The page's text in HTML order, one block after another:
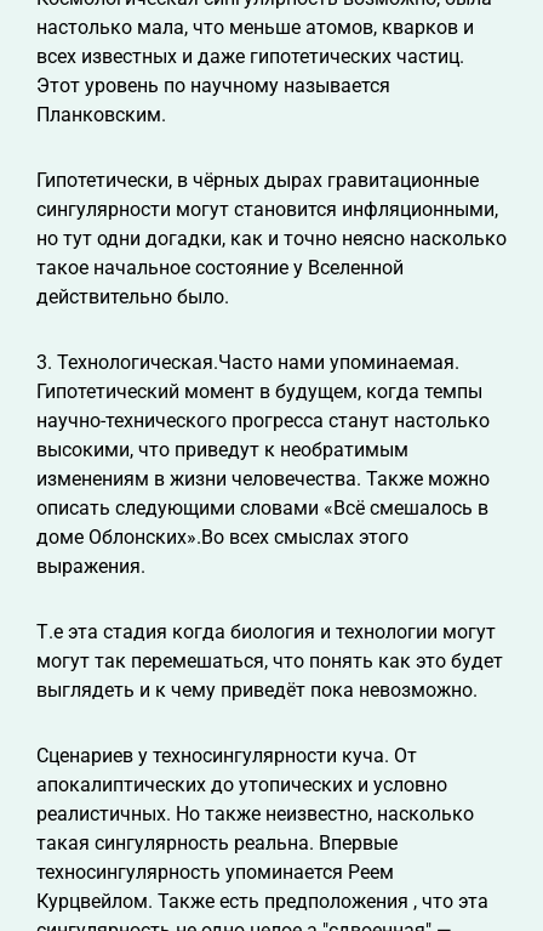
настолько мала, что меньше атомов, кварков и
всех известных и даже гипотетических частиц.
Этот уровень по научному называется
Планковским.
Гипотетически, в чёрных дырах гравитационные
сингулярности могут становится инфляционными,
но тут одни догадки, как и точно неясно насколько
такое начальное состояние у Вселенной
действительно было.
3. Технологическая.Часто нами упоминаемая.
Гипотетический момент в будущем, когда темпы
научно-технического прогресса станут настолько
высокими, что приведут к необратимым
изменениям в жизни человечества. Также можно
описать следующими словами «Всё смешалось в
доме Облонских».Во всех смыслах этого
выражения.
Т.е эта стадия когда биология и технологии могут
могут так перемешаться, что понять как это будет
выглядеть и к чему приведёт пока невозможно.
Сценариев у техносингулярности куча. От
апокалиптических до утопических и условно
реалистичных. Но также неизвестно, насколько
такая сингулярность реальна. Впервые
техносингулярность упоминается Реем
Курцвейлом. Также есть предположения , что эта